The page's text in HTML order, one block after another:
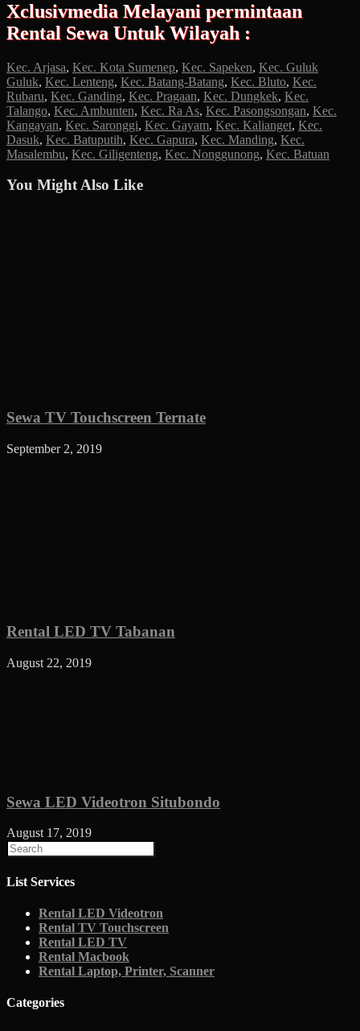
Xclusivmedia Melayani permintaan
Rental Sewa Untuk Wilayah :
Kec. Arjasa, Kec. Kota Sumenep, Kec. Sapeken, Kec. Guluk
Guluk, Kec. Lenteng, Kec. Batang-Batang, Kec. Bluto, Kec.
Rubaru, Kec. Ganding, Kec. Pragaan, Kec. Dungkek, Kec.
Talango, Kec. Ambunten, Kec. Ra As, Kec. Pasongsongan, Kec.
Kangayan, Kec. Saronggi, Kec. Gayam, Kec. Kalianget, Kec.
Dasuk, Kec. Batuputih, Kec. Gapura, Kec. Manding, Kec.
Masalembu, Kec. Giligenteng, Kec. Nonggunong, Kec. Batuan
You Might Also Like
Sewa TV Touchscreen Ternate
September 2, 2019
Rental LED TV Tabanan
August 22, 2019
Sewa LED Videotron Situbondo
August 17, 2019
List Services
Rental LED Videotron
Rental TV Touchscreen
Rental LED TV
Rental Macbook
Rental Laptop, Printer, Scanner
Categories